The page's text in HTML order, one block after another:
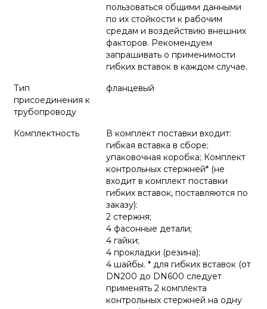
пользоваться общими данными
по их стойкости к рабочим
средам и воздействию внешних
факторов. Рекомендуем
запрашивать о применимости
гибких вставок в каждом случае.
Тип
присоединения к
трубопроводу
фланцевый
Комплектность
В комплект поставки входит:
гибкая вставка в сборе;
упаковочная коробка; Комплект
контрольных стержней* (не
входит в комплект поставки
гибких вставок, поставляются по
заказу):
2 стержня;
4 фасонные детали;
4 гайки;
4 прокладки (резина);
4 шайбы. * для гибких вставок (от
DN200 до DN600 следует
применять 2 комплекта
контрольных стержней на одну